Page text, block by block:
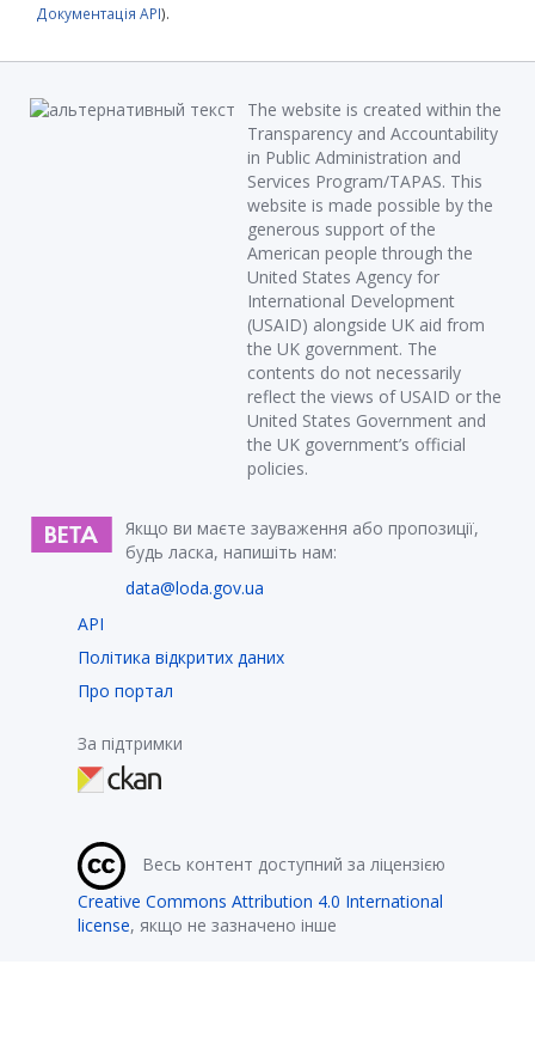
Документація API).
The website is created within the
Transparency and Accountability
in Public Administration and
Services Program/TAPAS. This
website is made possible by the
generous support of the
American people through the
United States Agency for
International Development
(USAID) alongside UK aid from
the UK government. The
contents do not necessarily
reflect the views of USAID or the
United States Government and
the UK government’s official
policies.
Якщо ви маєте зауваження або пропозиції,
будь ласка, напишіть нам:
data@loda.gov.ua
API
Політика відкритих даних
Про портал
За підтримки
Весь контент доступний за ліцензією
Creative Commons Attribution 4.0 International
license, якщо не зазначено інше